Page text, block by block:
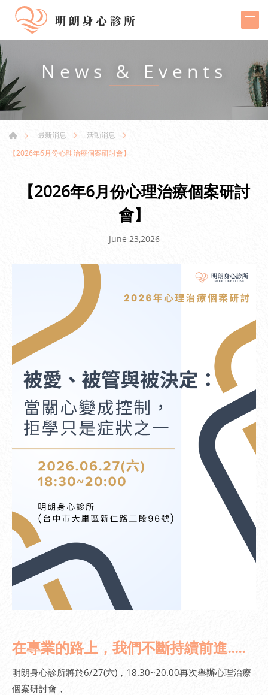
News & Events
最新消息
活動消息
【2026年6月份心理治療個案研討會】
【2026年6月份心理治療個案研討
會】
June 23,2026
在專業的路上，我們不斷持續前進.....
明朗身心診所將於6/27(六)，18:30~20:00再次舉辦心理治療
個案研討會，